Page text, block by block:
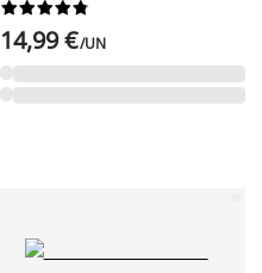






14,99 €/UN